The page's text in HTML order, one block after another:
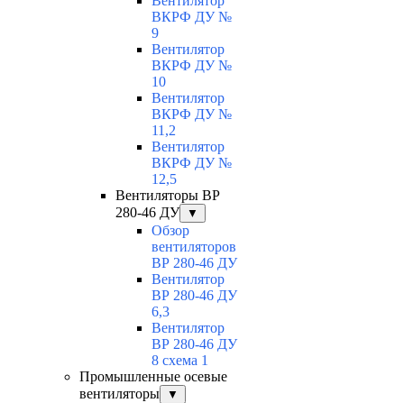
ВКРФ ДУ №
9
Вентилятор
ВКРФ ДУ №
10
Вентилятор
ВКРФ ДУ №
11,2
Вентилятор
ВКРФ ДУ №
12,5
Вентиляторы ВР
280-46 ДУ
▼
Обзор
вентиляторов
ВР 280-46 ДУ
Вентилятор
ВР 280-46 ДУ
6,3
Вентилятор
ВР 280-46 ДУ
8 схема 1
Промышленные осевые
вентиляторы
▼